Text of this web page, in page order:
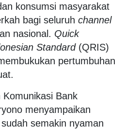
konsumsi masyarakat
bagi seluruh channel
nasional. Quick
Standard(QRIS)
pertumbuhan
Bank
menyampaikan
semakin nyaman